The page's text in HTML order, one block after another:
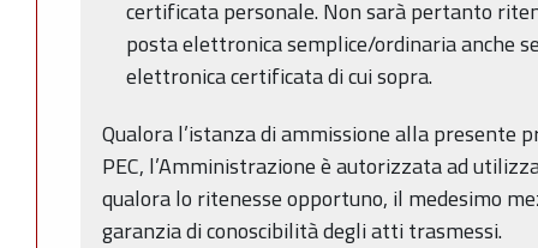
certificata personale. Non sarà pertanto
posta elettronica semplice/ordinaria anche
elettronica certificata di cui sopra.
Qualora l’istanza di ammissione alla presente
PEC, l’Amministrazione è autorizzata ad
qualora lo ritenesse opportuno, il medesimo
garanzia di conoscibilità degli atti trasmessi.